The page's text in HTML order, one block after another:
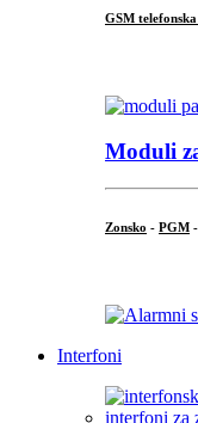
GSM
Moduli
Zonsko - PGM -
Interfoni